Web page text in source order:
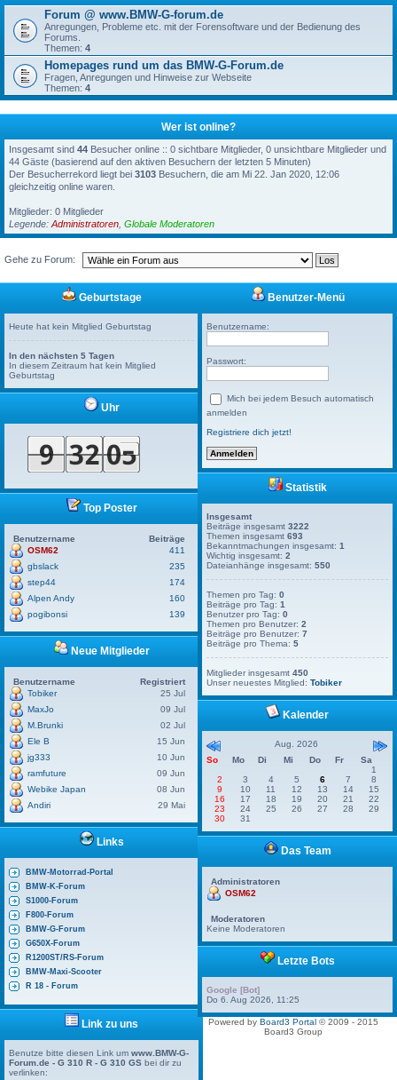
Forum @ www.BMW-G-forum.de
Anregungen, Probleme etc. mit der Forensoftware und der Bedienung des
Forums.
Themen: 4
Homepages rund um das BMW-G-Forum.de
Fragen, Anregungen und Hinweise zur Webseite
Themen: 4
Wer ist online?
Insgesamt sind 44 Besucher online :: 0 sichtbare Mitglieder, 0 unsichtbare Mitglieder und
44 Gäste (basierend auf den aktiven Besuchern der letzten 5 Minuten)
Der Besucherrekord liegt bei 3103 Besuchern, die am Mi 22. Jan 2020, 12:06
gleichzeitig online waren.
Mitglieder: 0 Mitglieder
Legende: Administratoren Globale Moderatoren
Gehe zu Forum:
Geburtstage
Heute hat kein Mitglied Geburtstag
In den nächsten 5 Tagen
In diesem Zeitraum hat kein Mitglied
Geburtstag
Uhr
Top Poster
Benutzername
Beiträge
OSM62
411
gbslack
235
step44
174
Alpen Andy
160
pogibonsi
139
Neue Mitglieder
Benutzername
Registriert
Tobiker
25 Jul
MaxJo
09 Jul
M.Brunki
02 Jul
Ele B
15 Jun
jg333
10 Jun
ramfuture
09 Jun
Webike Japan
08 Jun
Andiri
29 Mai
Links
BMW-Motorrad-Portal
BMW-K-Forum
S1000-Forum
F800-Forum
BMW-G-Forum
G650X-Forum
R1200ST/RS-Forum
BMW-Maxi-Scooter
R 18 - Forum
Link zu uns
Benutze bitte diesen Link um www.BMW-G-
Forum.de - G 310 R - G 310 GS bei dir zu
verlinken:
Benutzer-Menü
Benutzername:
Passwort:
Mich bei jedem Besuch automatisch
anmelden
Registriere dich jetzt!
Statistik
Insgesamt
Beiträge insgesamt3222
Themen insgesamt693
Bekanntmachungen insgesamt:1
Wichtig insgesamt:2
Dateianhänge insgesamt:550
Themen pro Tag:0
Beiträge pro Tag:1
Benutzer pro Tag:0
Themen pro Benutzer:2
Beiträge pro Benutzer:7
Beiträge pro Thema:5
Mitglieder insgesamt450
Unser neuestes Mitglied:Tobiker
Kalender
Aug. 2026
So
Mo Di Mi Do Fr
Sa
1
2
3 4 5 6 7
8
9
10 11 12 13 14
15
16
17 18 19 20 21
22
23
24 25 26 27 28
29
30
31
Das Team
Administratoren
OSM62
Moderatoren
Keine Moderatoren
Letzte Bots
Google [Bot]
Do 6. Aug 2026, 11:25
Powered by Board3 Portal © 2009 - 2015
Board3 Group